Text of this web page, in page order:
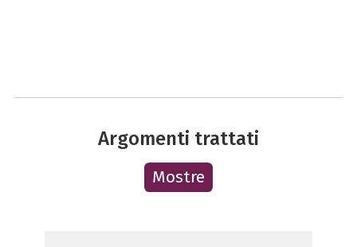
Argomenti trattati
Mostre